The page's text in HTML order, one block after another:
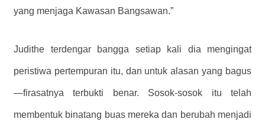
yang menjaga Kawasan Bangsawan.”
Judithe terdengar bangga setiap kali dia mengingat
peristiwa pertempuran itu, dan untuk alasan yang bagus
—firasatnya terbukti benar. Sosok-sosok itu telah
membentuk binatang buas mereka dan berubah menjadi